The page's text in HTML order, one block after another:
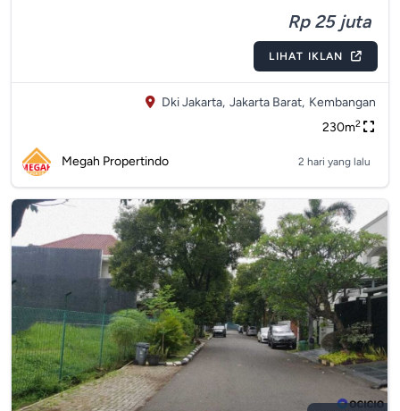
Rp 25 juta
LIHAT IKLAN
Dki Jakarta, Jakarta Barat, Kembangan
230m2
Megah Propertindo 2 hari yang lalu